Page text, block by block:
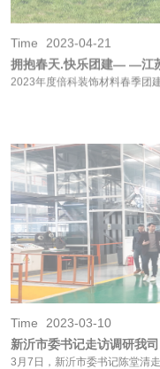
Time 2023-03-10
新沂市委书记走访调研我
3月7日，新沂市委书记陈堂清
水、副总经理翟...